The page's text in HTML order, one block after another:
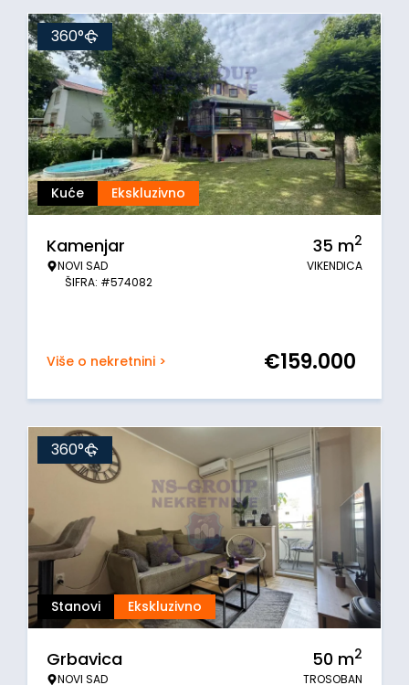
Kuće Ekskluzivno
360°
Kamenjar
NOVI SAD
ŠIFRA: #574082
35 m2
VIKENDICA
Više o nekretnini > €159.000
Stanovi Ekskluzivno
360°
Grbavica
NOVI SAD
50 m2
TROSOBAN